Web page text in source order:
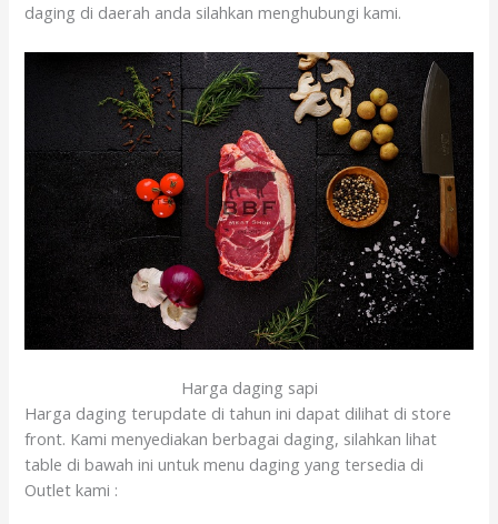
daging di daerah anda silahkan menghubungi kami.
Harga daging sapi
Harga daging terupdate di tahun ini dapat dilihat di store
front. Kami menyediakan berbagai daging, silahkan lihat
table di bawah ini untuk menu daging yang tersedia di
Outlet kami :